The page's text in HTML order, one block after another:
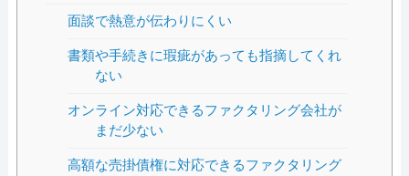
面談で熱意が伝わりにくい
書類や手続きに瑕疵があっても指摘してくれ
ない
オンライン対応できるファクタリング会社が
まだ少ない
高額な売掛債権に対応できるファクタリング